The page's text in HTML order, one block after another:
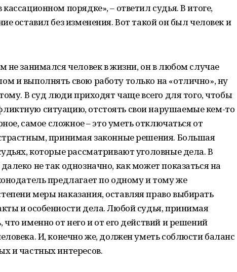
порядке», – ответил судья. В итоге,
оставил без изменения. Вот такой он был человек и
не занимался человек в жизни, он в любом случае
и выполнять свою работу только на «отлично», ну
В суд люди приходят чаще всего для того, чтобы
ситуацию, отстоять свои нарушаемые кем-то
самое сложное – это уметь отключаться от
принимая законные решения. Большая
которые рассматривают уголовные дела. В
не так однозначно, как может показаться на
предлагает по одному и тому же
меры наказания, оставляя право выбирать
и особенности дела. Любой судья, принимая
именно от него и от его действий и решений
И, конечно же, должен уметь соблюсти баланс
и частных интересов.